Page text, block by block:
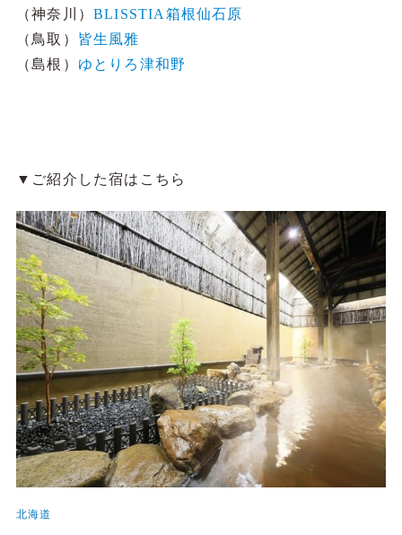
（神奈川） BLISSTIA箱根仙石原
（鳥取） 皆生風雅
（島根） ゆとりろ津和野
▼ご紹介した宿はこちら
北海道